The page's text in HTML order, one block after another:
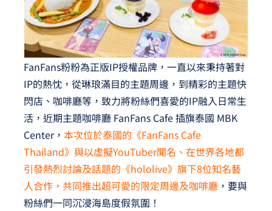
FanFans粉粉為正版IP授權品牌，一直以來秉持著對
IP的熱忱，從琳琅滿目的主題周邊，到精彩的主題快
閃店、咖啡廳等，致力將粉絲們喜愛的IP融入日常生
活，近期主題咖啡廳 FanFans Cafe 插旗泰國 MBK
Center， 本次位於泰國的《FanFans Cafe
Thailand》與以虛擬YouTuber聞名、在世界各地都
引發熱烈討論及話題的《hololive》旗下8位知名藝
人合作，共同推出超可愛的限定周邊及咖啡廳，要與
粉絲們一同沉浸海島度假氛圍！